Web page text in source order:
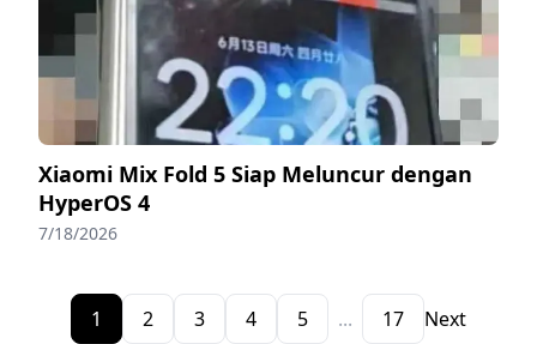
Xiaomi Mix Fold 5 Siap Meluncur dengan
HyperOS 4
7/18/2026
1 2 3 4 5 ... 17 Next